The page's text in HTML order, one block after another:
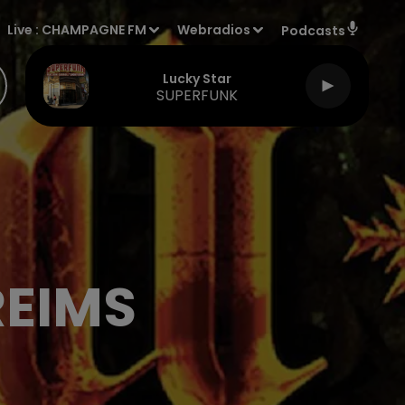
Live : CHAMPAGNE FM Webradios Podcasts
Lucky Star
SUPERFUNK